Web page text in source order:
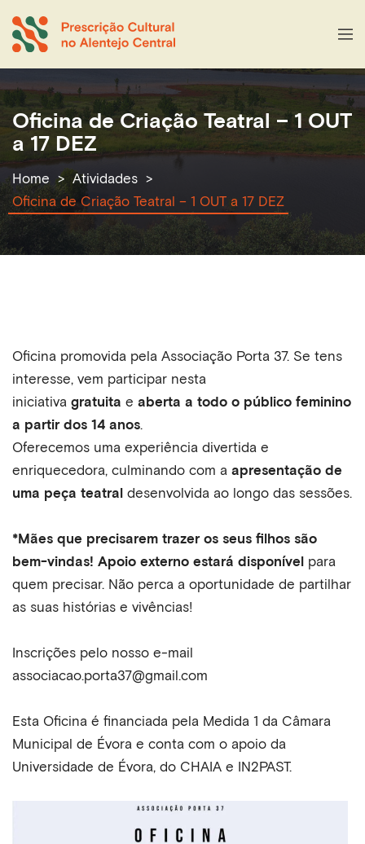
Oficina de Criação Teatral – 1 OUT
a 17 DEZ
Home
Atividades
Oficina de Criação Teatral – 1 OUT a 17 DEZ
Oficina promovida pela Associação Porta 37. Se tens
interesse, vem participar nesta
iniciativa gratuita e aberta a todo o público feminino
a partir dos 14 anos.
Oferecemos uma experiência divertida e
enriquecedora, culminando com a apresentação de
uma peça teatral desenvolvida ao longo das sessões.
*Mães que precisarem trazer os seus filhos são
bem-vindas! Apoio externo estará disponível para
quem precisar. Não perca a oportunidade de partilhar
as suas histórias e vivências!
Inscrições pelo nosso e-mail
associacao.porta37@gmail.com
Esta Oficina é financiada pela Medida 1 da Câmara
Municipal de Évora e conta com o apoio da
Universidade de Évora, do CHAIA e IN2PAST.